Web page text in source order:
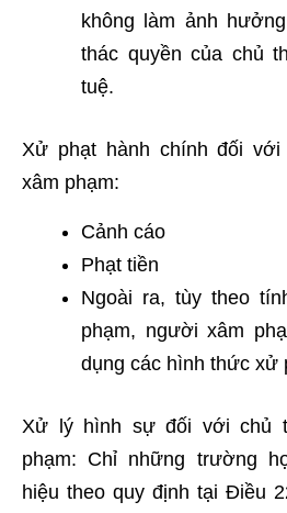
không làm ảnh
thác quyền của chủ
tuệ.
Xử phạt hành chính đối
xâm phạm:
Cảnh cáo
Phạt tiền
Ngoài ra, tùy theo
phạm, người xâm
dụng các hình thức xử
Xử lý hình sự đối với chủ
phạm: Chỉ những trường
hiệu theo quy định tại Điều